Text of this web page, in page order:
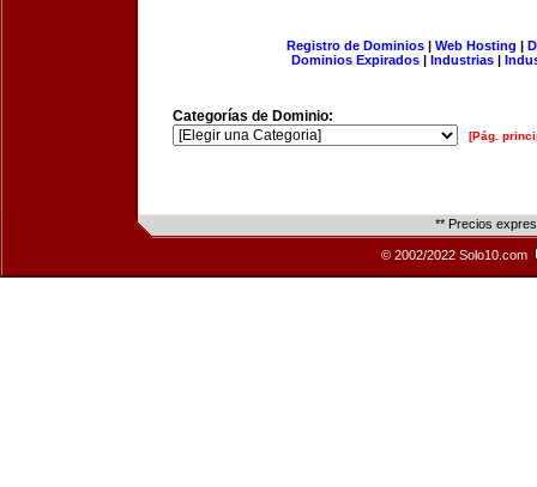
Registro de Dominios| Web Hosting |
Dominios Expirados | Industrias |
Categorías de Dominio:
[Pág.
** Precios
© 2002/2022 Solo10.com